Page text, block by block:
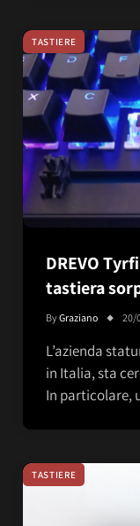
TASTIERE
DREVO
tastiera
ByGraziano 20/
L’azienda
in Italia, sta
In
TASTIERE